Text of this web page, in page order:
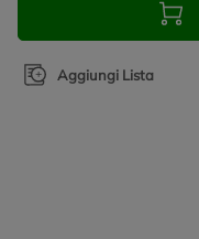
Aggiungi Lista